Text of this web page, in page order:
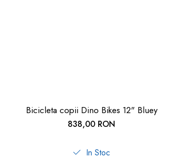
Bicicleta copii Dino Bikes 12" Bluey
838,00 RON
In Stoc